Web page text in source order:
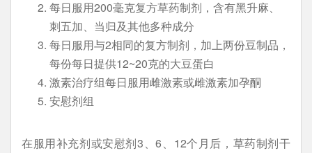
每日服用200毫克复方草药制剂，含有黑升麻、
刺五加、当归及其他多种成分
每日服用与2相同的复方制剂，加上两份豆制品，
每份每日提供12~20克的大豆蛋白
激素治疗组每日服用雌激素或雌激素加孕酮
安慰剂组
在服用补充剂或安慰剂3、6、12个月后，草药制剂干